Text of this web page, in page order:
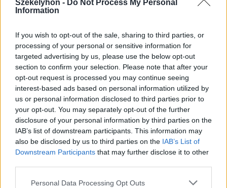
Székelyhon - Do Not Process My Personal
Information
If you wish to opt-out of the sale, sharing to third parties, or
processing of your personal or sensitive information for
targeted advertising by us, please use the below opt-out
section to confirm your selection. Please note that after your
opt-out request is processed you may continue seeing
interest-based ads based on personal information utilized by
us or personal information disclosed to third parties prior to
your opt-out. You may separately opt-out of the further
disclosure of your personal information by third parties on the
IAB’s list of downstream participants. This information may
also be disclosed by us to third parties on the IAB’s List of
Downstream Participants that may further disclose it to other
Personal Data Processing Opt Outs
2026. augusztus 06., csütörtök